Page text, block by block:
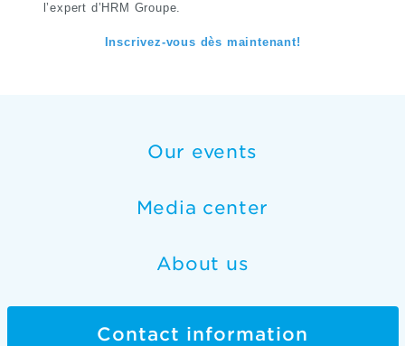
l’expert d’HRM Groupe.
Inscrivez-vous dès maintenant!
Our events
Media center
About us
Contact information